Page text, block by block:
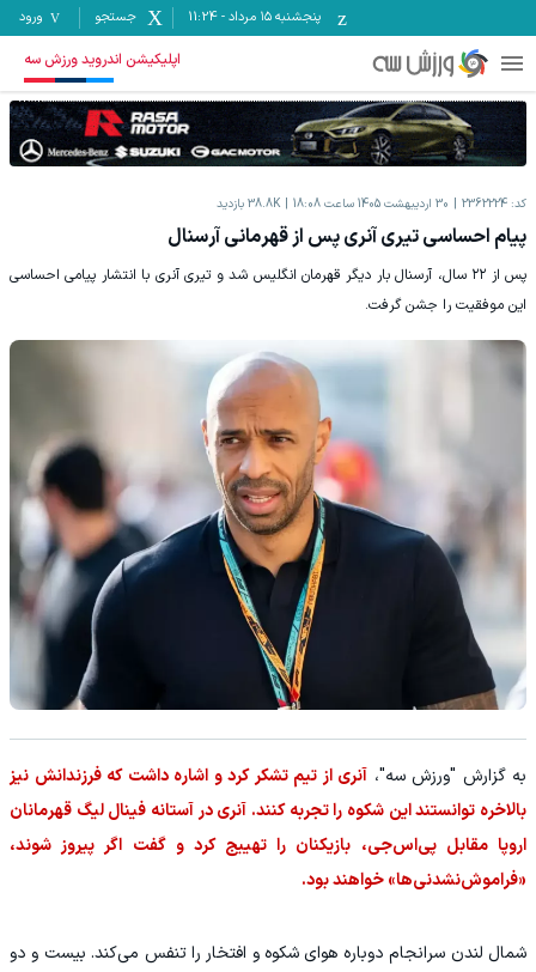
پنجشنبه ۱۵ مرداد -
11:24 جستجو ورود
اپلیکیشن اندروید ورزش سه
کد: 2362224 30 اردیبهشت 1405 ساعت 18:08 38.8K بازدید
پیام احساسی تیری آنری پس از قهرمانی آرسنال
پس از ۲۲ سال، آرسنال بار دیگر قهرمان انگلیس شد و تیری آنری با انتشار پیامی احساسی
این موفقیت را جشن گرفت.
به گزارش "ورزش سه"، آنری از تیم تشکر کرد و اشاره داشت که فرزندانش نیز
بالاخره توانستند این شکوه را تجربه کنند. آنری در آستانه فینال لیگ قهرمانان
اروپا مقابل پی‌اس‌جی، بازیکنان را تهییج کرد و گفت اگر پیروز شوند،
«فراموش‌نشدنی‌ها» خواهند بود.
شمال لندن سرانجام دوباره هوای شکوه و افتخار را تنفس می‌کند. بیست و دو